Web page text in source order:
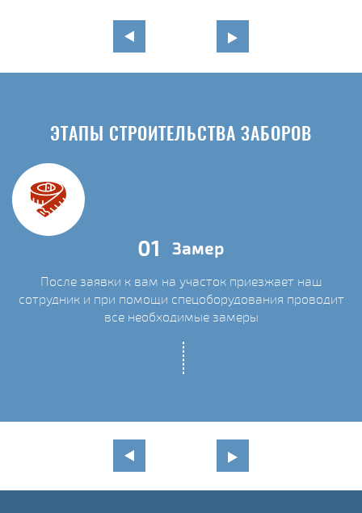
ЭТАПЫ СТРОИТЕЛЬСТВА ЗАБОРОВ
01 Замер
После заявки к вам на участок приезжает наш
сотрудник и при помощи спецоборудования проводит
все необходимые замеры